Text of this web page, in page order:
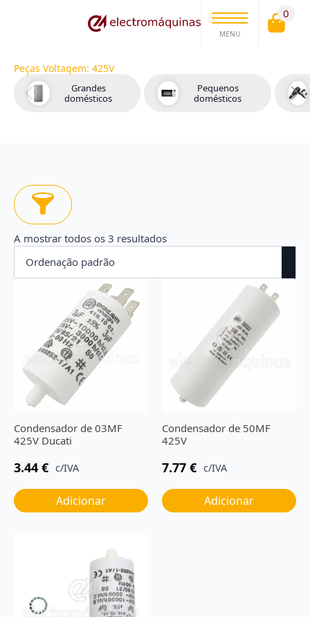
MENU
0
Peças Voltagem: 425V
Grandes
domésticos
Pequenos
domésticos
A mostrar todos os 3 resultados
Condensador de 03MF
425V Ducati
3.44 € c/IVA
Adicionar
Condensador de 50MF
425V
7.77 € c/IVA
Adicionar